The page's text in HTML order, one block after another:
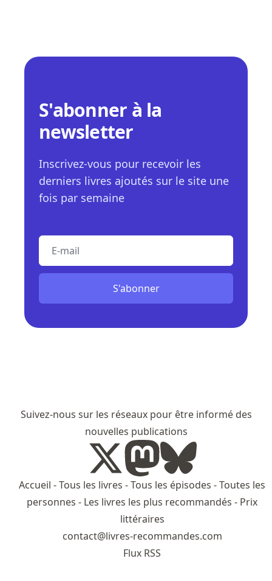
S'abonner à la
newsletter
Inscrivez-vous pour recevoir les
derniers livres ajoutés sur le site une
fois par semaine
E-mail
S'abonner
Suivez-nous sur les réseaux pour être informé des
nouvelles publications
Accueil -Tous les livres -Tous les épisodes -Toutes les
personnes - Les livres les plus recommandés - Prix
littéraires
contact@livres-recommandes.com
Flux RSS